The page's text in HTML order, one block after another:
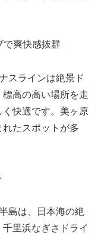
で爽快感抜群
スラインは絶景ド
高の高い場所を走
快適です。美ヶ原
たスポットが多
島は、日本海の絶
里浜なぎさドライ